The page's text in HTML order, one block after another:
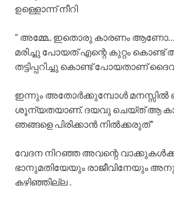
ഉള്ളൊന്ന് നീറി
” അമ്മേ.. ഇതൊരു കാരണം ആണോ…
മരിച്ചു പോയത് എന്റെ കുറ്റം
തട്ടിപ്പറിച്ചു കൊണ്ട് പോയതാണ്
ഇന്നും അതോർക്കുമ്പോൾ മനസ്സിൽ
ശൂന്യതയാണ്. ദയവു ചെയ്ത് ആ
ഞങ്ങളെ പിരിക്കാൻ നിൽക്കരുത്”
വേദന നിറഞ്ഞ അവന്റെ
ഭാനുമതിയേയും രാജീവിനേയും
കഴിഞ്ഞില്ല .